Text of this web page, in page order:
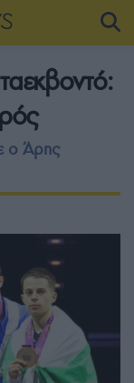
ο Άρης